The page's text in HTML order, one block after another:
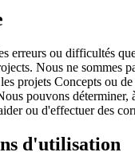
erreurs ou difficultés
Nous ne sommes
projets Concepts ou
pouvons déterminer,
ou d'effectuer des
d'utilisation